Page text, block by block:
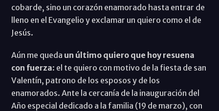
cobarde, sino un corazón enamorado hasta entrar de
lleno en el Evangelio y exclamar un quiero como el de
Jesús.
Aún me queda un último quiero que hoy resuena
con fuerza: el te quiero con motivo de la fiesta de san
Valentín, patrono de los esposos y de los
enamorados. Ante la cercanía de la inauguración del
Año especial dedicado a la familia (19 de marzo), con